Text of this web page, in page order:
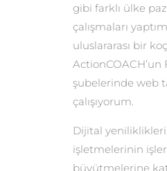
gibi farklı ülke
çalışmaları
uluslararası bir
ActionCOACH’un
şubelerinde web
çalışıyorum.
Dijital
işletmelerinin
büyütmelerine